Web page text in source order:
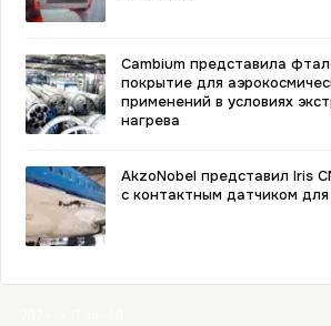
Cambium представила
покрытие для
применений в условиях
нагрева
AkzoNobel представил Iris
с контактным датчиком